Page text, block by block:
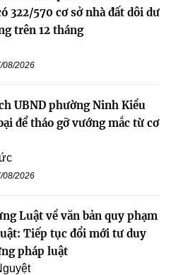
322/570 cơ sở nhà đất dôi dư
trên 12 tháng
08/2026
UBND phường Ninh Kiều
để tháo gỡ vướng mắc từ cơ
08/2026
Luật về văn bản quy phạm
Tiếp tục đổi mới tư duy
pháp luật